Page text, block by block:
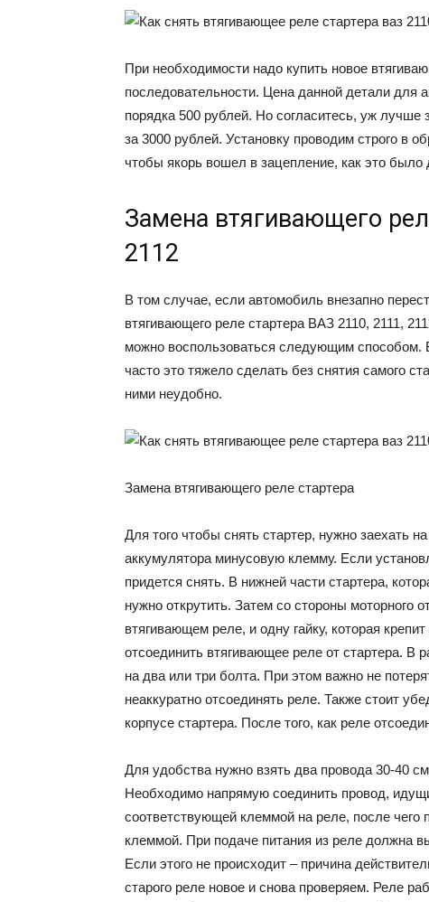
При необходимости надо купить новое
последовательности. Цена данной детали для
порядка 500 рублей. Но согласитесь, уж лучше
за 3000 рублей. Установку проводим строго в
чтобы якорь вошел в зацепление, как это было
Замена втягивающего
2112
В том случае, если автомобиль внезапно
втягивающего реле стартера ВАЗ 2110, 2111,
можно воспользоваться следующим способом.
часто это тяжело сделать без снятия самого
ними неудобно.
Замена втягивающего реле стартера
Для того чтобы снять стартер, нужно заехать
аккумулятора минусовую клемму. Если
придется снять. В нижней части стартера,
нужно открутить. Затем со стороны моторного
втягивающем реле, и одну гайку, которая
отсоединить втягивающее реле от стартера. В
на два или три болта. При этом важно не
неаккуратно отсоединять реле. Также стоит
корпусе стартера. После того, как реле
Для удобства нужно взять два провода 30-40
Необходимо напрямую соединить провод,
соответствующей клеммой на реле, после
клеммой. При подаче питания из реле должна
Если этого не происходит – причина
старого реле новое и снова проверяем. Реле